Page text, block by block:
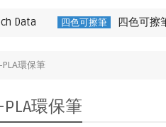
Data 四色可擦筆 四色可擦
環保筆
環保筆